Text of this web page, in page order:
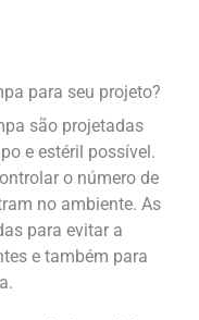
para seu projeto?
são projetadas
e estéril possível.
o número de
no ambiente. As
para evitar a
e também para